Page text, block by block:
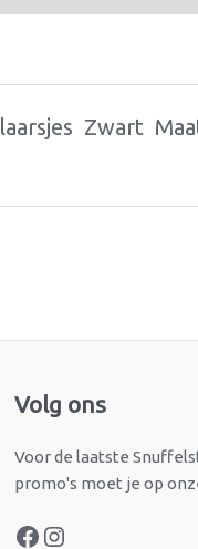
 Zwart 
Volg ons
Voor de laatste
promo's moet je op
Facebook
Instagram